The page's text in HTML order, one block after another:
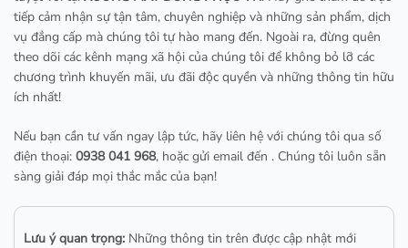
tiếp cảm nhận sự tận tâm, chuyên nghiệp và những sản phẩm, dịch
vụ đẳng cấp mà chúng tôi tự hào mang đến. Ngoài ra, đừng quên
theo dõi các kênh mạng xã hội của chúng tôi để không bỏ lỡ các
chương trình khuyến mãi, ưu đãi độc quyền và những thông tin hữu
ích nhất!
Nếu bạn cần tư vấn ngay lập tức, hãy liên hệ với chúng tôi qua số
điện thoại: 0938 041 968, hoặc gửi email đến . Chúng tôi luôn sẵn
sàng giải đáp mọi thắc mắc của bạn!
Lưu ý quan trọng: Những thông tin trên được cập nhật mới